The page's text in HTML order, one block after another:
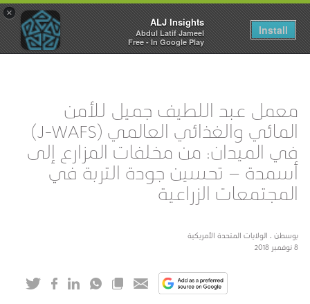
×
ALJ Insights
Abdul Latif Jameel
Free - In Google Play
Install
Toggle
navigation
معمل عبد اللطيف جميل للأمن
المائي والغذائي العالمي (J-WAFS)
في الميدان: من مخلفات المزارع إلى
أسمدة – تحسين جودة التربة في
المجتمعات الزراعية
بوسطن ، الولايات المتحدة الأمريكية
8 نوفمبر 2018